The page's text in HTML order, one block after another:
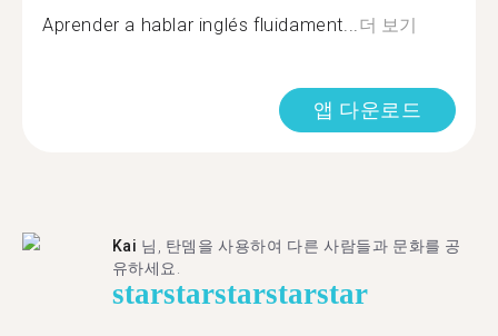
Aprender a hablar inglés fluidament...더 보기
앱 다운로드
Kai 님, 탄뎀을 사용하여 다른 사람들과 문화를 공
유하세요.
starstarstarstarstar